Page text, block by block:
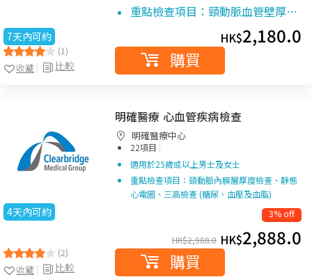
7天內可約
(1)
比較
收藏
重點檢查項目：頸動脈血管壁厚…
HK$2,180.0
購買
4天內可約
(2)
比較
收藏
明確醫療 心血管疾病檢查
明確醫療中心
22項目 |
適用於25歲或以上男士及女士
重點檢查項目：頸動脈內膜層厚度檢查、靜態
心電圖、三高檢查 (糖尿、血壓及血脂)
3% off
HK$2,988.0 HK$2,888.0
購買